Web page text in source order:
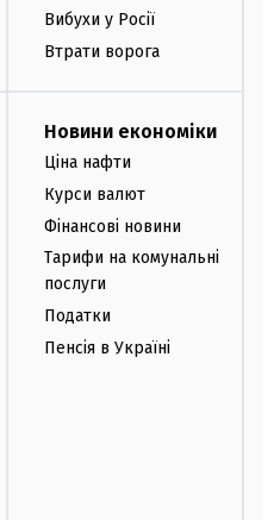
Вибухи у Росії
Втрати ворога
Новини економіки
Ціна нафти
Курси валют
Фінансові новини
Тарифи на комунальні
послуги
Податки
Пенсія в Україні